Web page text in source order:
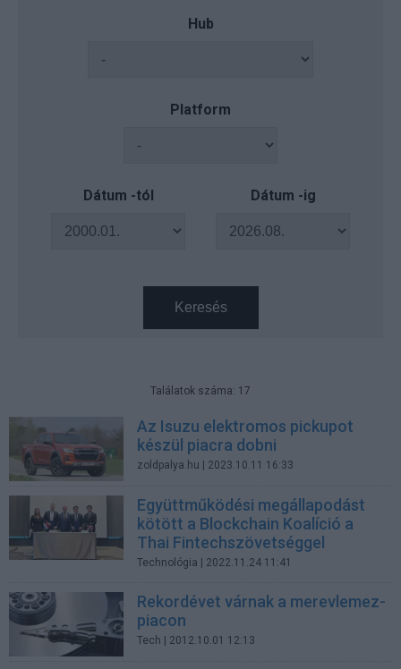
Hub
Platform
Dátum -tól Dátum -ig
Keresés
Találatok száma: 17
Az Isuzu elektromos pickupot
készül piacra dobni
zoldpalya.hu | 2023.10.11 16:33
Együttműködési megállapodást
kötött a Blockchain Koalíció a
Thai Fintechszövetséggel
Technológia | 2022.11.24 11:41
Rekordévet várnak a merevlemez-
piacon
Tech | 2012.10.01 12:13